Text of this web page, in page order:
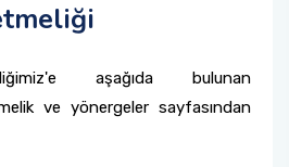
aşağıda bulunan
ve yönergeler sayfasından